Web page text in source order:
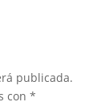
publicada.
con *